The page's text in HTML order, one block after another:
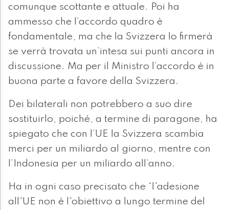
comunque scottante e attuale. Poi ha
ammesso che l’accordo quadro è
fondamentale, ma che la Svizzera lo firmerà
se verrà trovata un’intesa sui punti ancora in
discussione. Ma per il Ministro l’accordo è in
buona parte a favore della Svizzera.
Dei bilaterali non potrebbero a suo dire
sostituirlo, poiché, a termine di paragone, ha
spiegato che con l’UE la Svizzera scambia
merci per un miliardo al giorno, mentre con
l’Indonesia per un miliardo all’anno.
Ha in ogni caso precisato che “l'adesione
all'UE non è l'obiettivo a lungo termine del